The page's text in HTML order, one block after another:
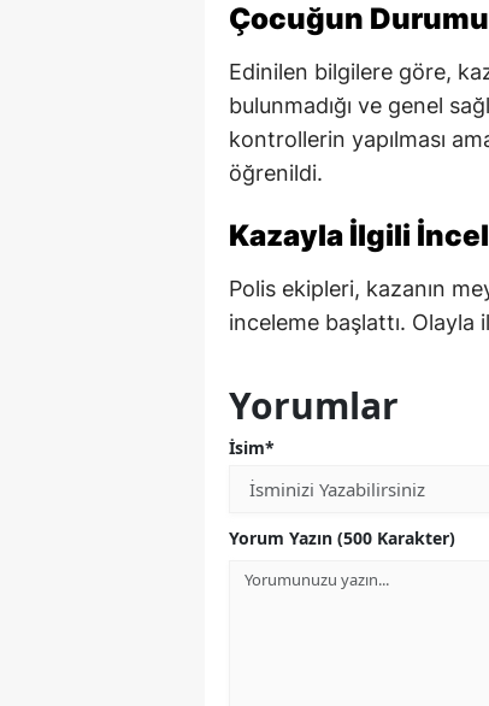
Çocuğun
Edinilen bilgilere göre,
bulunmadığı ve genel
kontrollerin yapılması
öğrenildi.
Kazayla İlgili
Polis ekipleri, kazanın
inceleme başlattı. Olayla
Yorumlar
İsim*
Yorum Yazın (500 Karakter)